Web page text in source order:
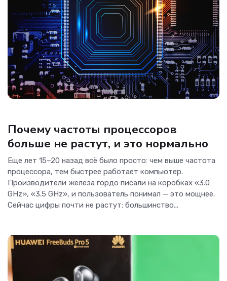
Почему частоты процессоров
больше не растут, и это нормально
Еще лет 15–20 назад всё было просто: чем выше частота
процессора, тем быстрее работает компьютер.
Производители железа гордо писали на коробках «3.0
GHz», «3.5 GHz», и пользователь понимал — это мощнее.
Сейчас цифры почти не растут: большинство...